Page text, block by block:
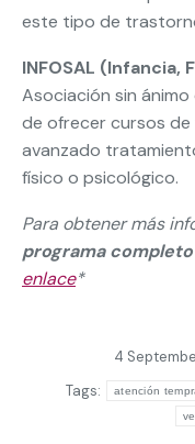
este tipo de
INFOSAL (Infancia,
Asociación sin
de ofrecer cursos de
avanzado
físico o psicológico.
Para obtener más
programa
enlace*
4
Tags:
atención